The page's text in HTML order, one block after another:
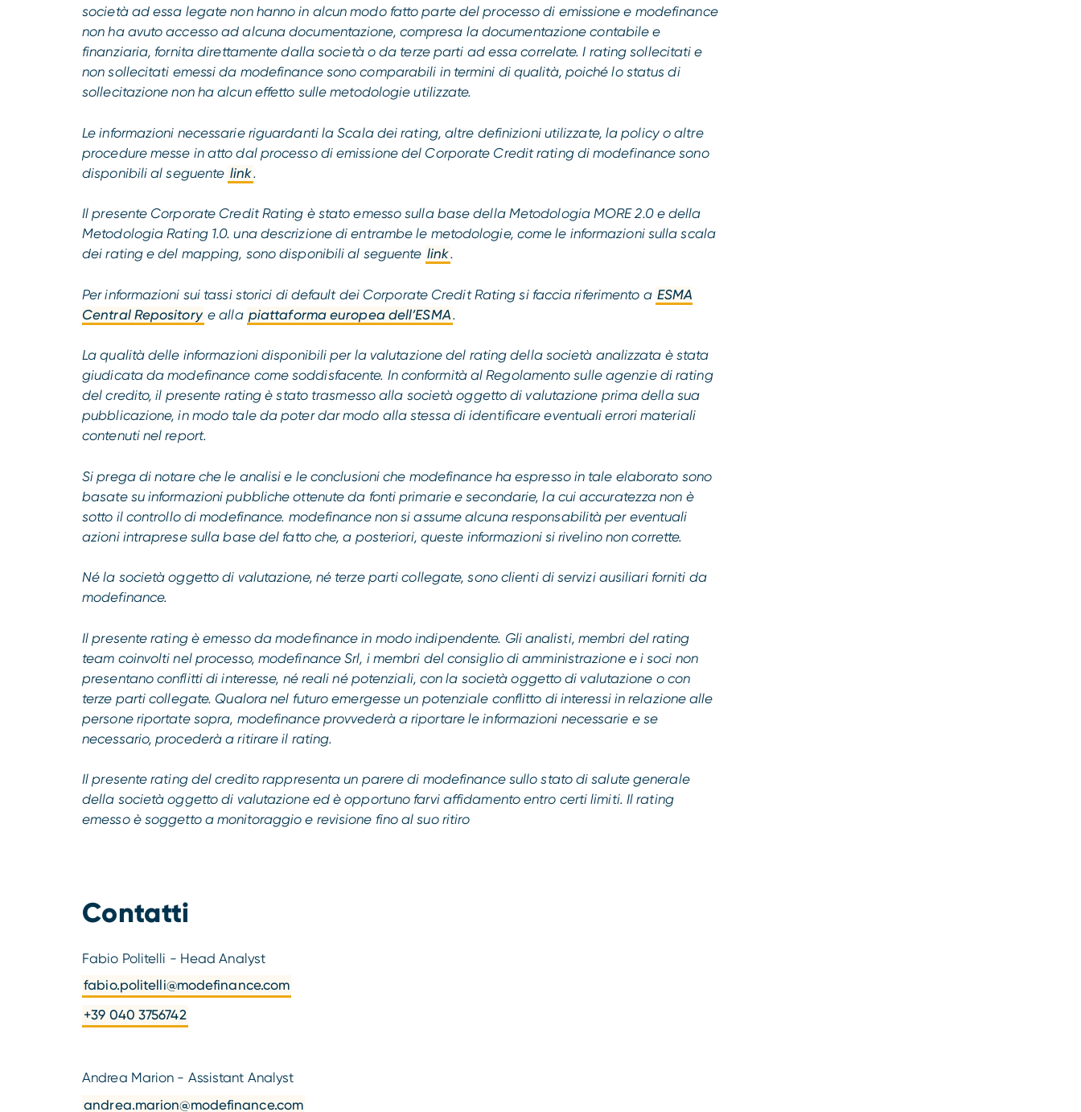
società ad essa legate non hanno in alcun modo fatto parte del processo di emissione e modefinance
non ha avuto accesso ad alcuna documentazione, compresa la documentazione contabile e
finanziaria, fornita direttamente dalla società o da terze parti ad essa correlate. I rating sollecitati e
non sollecitati emessi da modefinance sono comparabili in termini di qualità, poiché lo status di
sollecitazione non ha alcun effetto sulle metodologie utilizzate.
Le informazioni necessarie riguardanti la Scala dei rating, altre definizioni utilizzate, la policy o altre
procedure messe in atto dal processo di emissione del Corporate Credit rating di modefinance sono
disponibili al seguente link.
Il presente Corporate Credit Rating è stato emesso sulla base della Metodologia MORE 2.0 e della
Metodologia Rating 1.0. una descrizione di entrambe le metodologie, come le informazioni sulla scala
dei rating e del mapping, sono disponibili al seguente link.
Per informazioni sui tassi storici di default dei Corporate Credit Rating si faccia riferimento a ESMA
Central Repository e alla piattaforma europea dell’ESMA.
La qualità delle informazioni disponibili per la valutazione del rating della società analizzata è stata
giudicata da modefinance come soddisfacente. In conformità al Regolamento sulle agenzie di rating
del credito, il presente rating è stato trasmesso alla società oggetto di valutazione prima della sua
pubblicazione, in modo tale da poter dar modo alla stessa di identificare eventuali errori materiali
contenuti nel report.
Si prega di notare che le analisi e le conclusioni che modefinance ha espresso in tale elaborato sono
basate su informazioni pubbliche ottenute da fonti primarie e secondarie, la cui accuratezza non è
sotto il controllo di modefinance. modefinance non si assume alcuna responsabilità per eventuali
azioni intraprese sulla base del fatto che, a posteriori, queste informazioni si rivelino non corrette.
Né la società oggetto di valutazione, né terze parti collegate, sono clienti di servizi ausiliari forniti da
modefinance.
Il presente rating è emesso da modefinance in modo indipendente. Gli analisti, membri del rating
team coinvolti nel processo, modefinance Srl, i membri del consiglio di amministrazione e i soci non
presentano conflitti di interesse, né reali né potenziali, con la società oggetto di valutazione o con
terze parti collegate. Qualora nel futuro emergesse un potenziale conflitto di interessi in relazione alle
persone riportate sopra, modefinance provvederà a riportare le informazioni necessarie e se
necessario, procederà a ritirare il rating.
Il presente rating del credito rappresenta un parere di modefinance sullo stato di salute generale
della società oggetto di valutazione ed è opportuno farvi affidamento entro certi limiti. Il rating
emesso è soggetto a monitoraggio e revisione fino al suo ritiro
Contatti
Fabio Politelli - Head Analyst
fabio.politelli@modefinance.com
+39 040 3756742
Andrea Marion - Assistant Analyst
andrea.marion@modefinance.com